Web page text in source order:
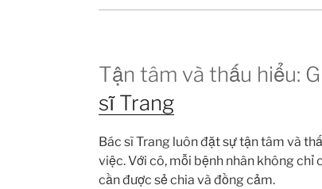
Tận tâm và thấu hiểu:
sĩ Trang
Bác sĩ Trang luôn đặt sự tận tâm và
việc. Với cô, mỗi bệnh nhân không chỉ
cần được sẻ chia và đồng cảm.